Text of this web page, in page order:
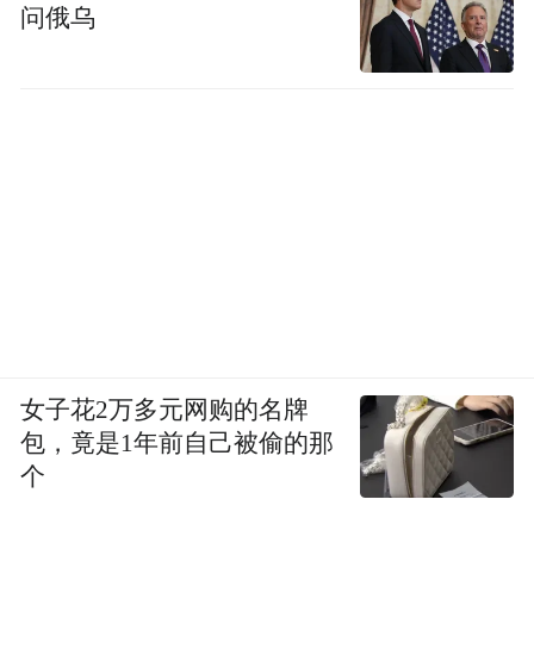
问俄乌
女子花2万多元网购的名牌
包，竟是1年前自己被偷的那
个